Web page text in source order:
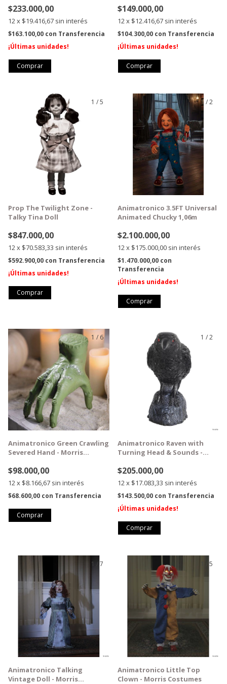
$233.000,00
12x $19.416,67 sin interés
$163.100,00 con Transferencia
¡Últimas unidades!
$149.000,00
12x $12.416,67 sin interés
$104.300,00 con Transferencia
¡Últimas unidades!
1 /5
Prop The Twilight Zone -
Talky Tina Doll
$847.000,00
12x $70.583,33 sin interés
$592.900,00 con Transferencia
¡Últimas unidades!
1 /2
GRATIS
Animatronico 3.5FT Universal
Animated Chucky 1,06m
$2.100.000,00
12x $175.000,00 sin interés
$1.470.000,00 con
Transferencia
¡Últimas unidades!
1 / 6
GRATIS
Animatronico Green Crawling
Severed Hand - Morris
$98.000,00
12x $8.166,67 sin interés
$68.600,00 con Transferencia
1 /2
Animatronico Raven with
Turning Head & Sounds -
$205.000,00
12x $17.083,33 sin interés
$143.500,00 con Transferencia
¡Últimas unidades!
1 /7
Animatronico Talking
Vintage Doll - Morris
5
Animatronico Little Top
Clown - Morris Costumes